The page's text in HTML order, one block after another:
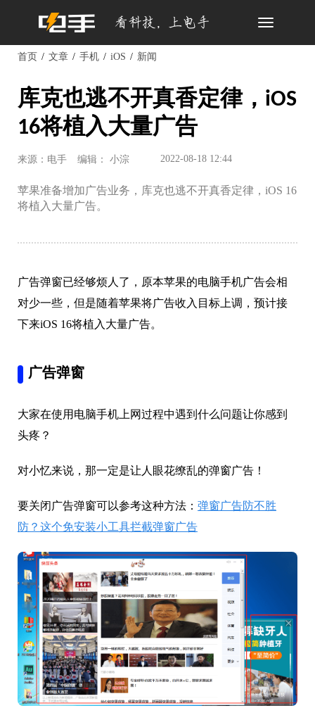
Toggle
首页 文章 手机 iOS 新闻
库克也逃不开真香定律，iOS
16将植入大量广告
来源：电手 编辑： 小淙 2022-08-18 12:44
苹果准备增加广告业务，库克也逃不开真香定律，iOS 16
将植入大量广告。
广告弹窗已经够烦人了，原本苹果的电脑手机广告会相
对少一些，但是随着苹果将广告收入目标上调，预计接
下来iOS 16将植入大量广告。
广告弹窗
大家在使用电脑手机上网过程中遇到什么问题让你感到
头疼？
对小忆来说，那一定是让人眼花缭乱的弹窗广告！
要关闭广告弹窗可以参考这种方法： 弹窗广告防不胜
防？这个免安装小工具拦截弹窗广告